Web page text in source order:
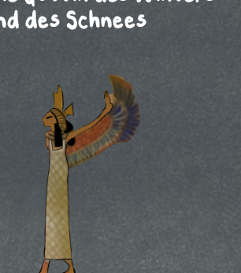
des Schnees